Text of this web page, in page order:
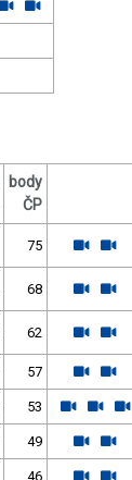
body
ČP
75
68
62
57
53
49
46